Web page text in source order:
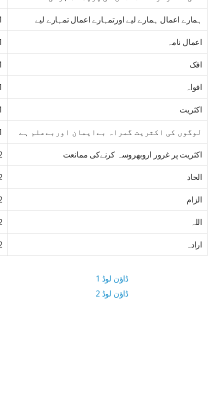
ہمارے اعمال ہمارے لیے اورتمہارے اعمال تمہارے لیے
اعمال نامہ
افک
افواہ
اکثریت
لوگوں کی اکثریت گمراہ بےایمان اوربےعلم ہے
اکثریت پر غرور اروبھروسہ کرنےکی ممانعت
الحاد
الزام
اللہ
ارادہ
ڈاؤن لوڈ 1
ڈاؤن لوڈ 2